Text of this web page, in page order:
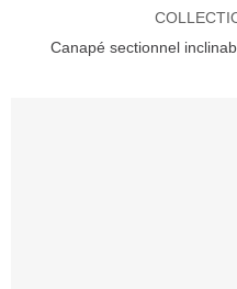
Canapé sectionnel